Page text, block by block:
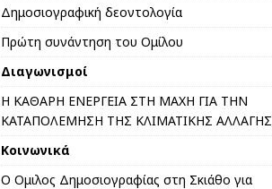
Δημοσιογραφική δεοντολογία
Πρώτη συνάντηση του Ομίλου
Διαγωνισμοί
Η ΚΑΘΑΡΗ ΕΝΕΡΓΕΙΑ ΣΤΗ ΜΑΧΗ ΓΙΑ ΤΗΝ
ΚΑΤΑΠΟΛΕΜΗΣΗ ΤΗΣ ΚΛΙΜΑΤΙΚΗΣ ΑΛΛΑΓΗΣ
Κοινωνικά
Ο Ομιλος Δημοσιογραφίας στη Σκιάθο για